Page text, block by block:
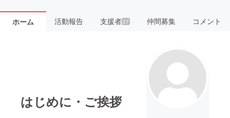
ホーム 活動報告 支援者 27 仲間募集 コメント
はじめに・ご挨拶